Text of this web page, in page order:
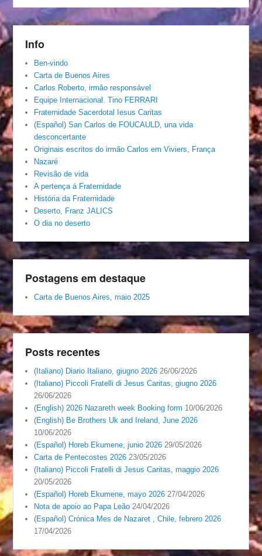
Info
Ben-vindo
Carta de Buenos Aires
Carlos Roberto, irmâo responsável
Equipe Internacional. Tino FERRARI
Fraternidade Sacerdotal Iesus Caritas
(Español) San Carlos de FOUCAULD, una vida
desconcertante
Originais escritos do irmão Carlos em Viviers, França
Nazaré
Revisão de vida
A pertença á Fraternidade
História da Fraternidade
Deserto, Franz JALICS
O dia no deserto
Postagens em destaque
Carta de Buenos Aires, maio 2025
Posts recentes
(Italiano) Diario Italiano, giugno 2026 26/06/2026
(Italiano) Piccoli Fratelli di Jesus Caritas, giugno 2026
26/06/2026
(English) 2026 Nazareth week Booking form 10/06/2026
(English) Be Brothers Uk and Ireland, June 2026
10/06/2026
(Español) Horeb Ekumene, junio 2026 29/05/2026
Carta de Pentecostes 2026 23/05/2026
(Italiano) Piccoli Fratelli di Jesus Caritas, maggio 2026
20/05/2026
(Español) Horeb Ekumene, mayo 2026 27/04/2026
Nota de apoio ao Papa Leão 24/04/2026
(Español) Crónica Mes de Nazaret , Chile, febrero 2026
17/04/2026